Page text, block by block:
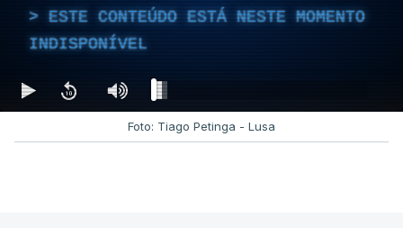
ESTE CONTEÚDO ESTÁ NESTE MOMENTO
INDISPONÍVEL
Foto: Tiago Petinga - Lusa